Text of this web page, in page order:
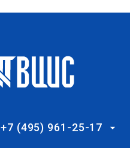
+7 (495) 961-25-17